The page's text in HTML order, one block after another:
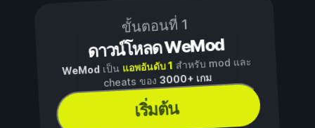
ขั้นตอนที่ 1
ดาวน์โหลด WeMod
WeModเป็น แอพอันดับ 1 สำหรับ mod และ
cheats ของ3000+ เกม
เริ่มต้น